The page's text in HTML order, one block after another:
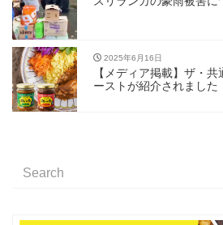
2025年6月16日
【メディア掲載】ザ・
ーストが紹介されました